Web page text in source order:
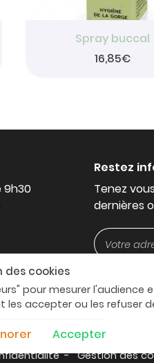
Spray buccal
16,85€
9h30
Restez
Tenez
dernières
Gestion des
des cookies
pour mesurer l'audience
accepter ou les refuser
Accepter